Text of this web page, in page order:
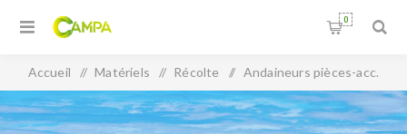
0
Accueil / Matériels / Récolte / Andaineurs pièces-acc.